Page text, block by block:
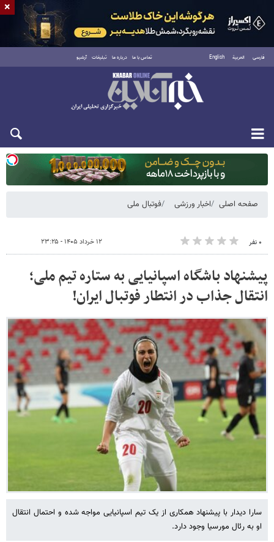
فارسی العربية English تماس با ما درباره ما تبلیغات آرشیو
یکشنبه ۱۸ مرداد ۱۴۰۵
صفحه اصلی اخبار ورزشی فوتبال ملی
۰ نفر ۱۲ خرداد ۱۴۰۵ - ۲۳:۲۵
پیشنهاد باشگاه اسپانیایی به ستاره تیم ملی؛
انتقال جذاب در انتطار فوتبال ایران!
سارا دیدار با پیشنهاد همکاری از یک تیم اسپانیایی مواجه شده و احتمال انتقال
او به رئال مورسیا وجود دارد.
×